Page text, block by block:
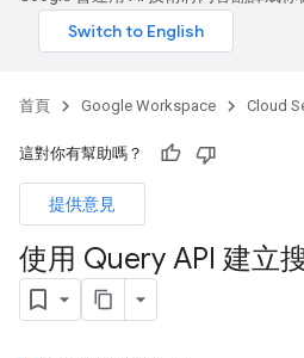
首頁 Google Workspace Cloud
這對你有幫助嗎？
提供意見
使用 Query API 建立